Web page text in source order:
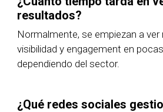
resultados?
Normalmente, se empiezan a ver
visibilidad y engagement en
dependiendo del sector.
¿Qué redes sociales